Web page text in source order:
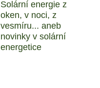
Solární energie z
oken, v noci, z
vesmíru... aneb
novinky v solární
energetice